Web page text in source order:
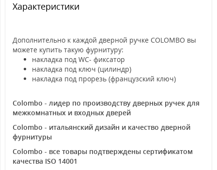
Характеристики
Дополнительно к каждой дверной ручке COLOMBO вы
можете купить такую фурнитуру:
накладка под WC- фиксатор
накладка под ключ (цилиндр)
накладка под прорезь (французский ключ)
Colombo - лидер по производству дверных ручек для
межкомнатных и входных дверей
Colombo - итальянский дизайн и качество дверной
фурнитуры
Colombo - все товары подтверждены сертификатом
качества ISO 14001